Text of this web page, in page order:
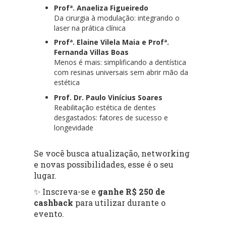
Profª. Anaeliza Figueiredo
Da cirurgia à modulação: integrando o
laser na prática clínica
Profª. Elaine Vilela Maia e Profª.
Fernanda Villas Boas
Menos é mais: simplificando a dentística
com resinas universais sem abrir mão da
estética
Prof. Dr. Paulo Vinícius Soares
Reabilitação estética de dentes
desgastados: fatores de sucesso e
longevidade
Se você busca atualização, networking
e novas possibilidades, esse é o seu
lugar.
✨ Inscreva-se e ganhe R$ 250 de
cashback para utilizar durante o
evento.